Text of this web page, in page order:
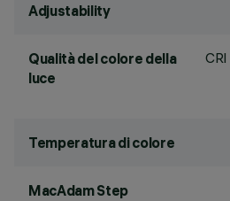
Adjustability
Qualità del colore della
luce
CRI
Temperatura di colore
MacAdam Step